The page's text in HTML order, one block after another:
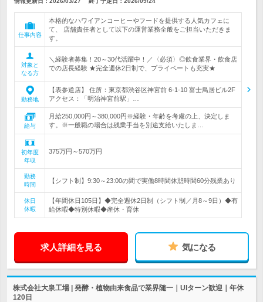
仕事内容
本格的なハワイアンコーヒーやフードを提供する人気カフェに
て、 店舗責任者として以下の運営業務全般をご担当いただきま
す。
対象と
なる方
＼経験者募集！20～30代活躍中！／〈必須〉◎飲食業界・飲食店
での店長経験 ★完全週休2日制で、プライベートも充実★
勤務地
【表参道店】 住所：東京都渋谷区神宮前 6-1-10 富士鳥居ビル2F
アクセス：「明治神宮前駅」…
給与
月給250,000円～380,000円※経験・年齢を考慮の上、決定しま
す。※一般職の場合は残業手当を別途支給いたしま…
初年度
年収
375万円～570万円
勤務
時間
【シフト制】9:30～23:00の間で実働8時間休憩時間60分残業あり
休日
休暇
【年間休日105日】◆完全週休2日制（シフト制／月8～9日）◆有
給休暇◆特別休暇◆産休・育休
求人詳細を見る 気になる
株式会社大泉工場 | 発酵・植物由来食品で業界随一｜UIターン歓迎｜年休
120日